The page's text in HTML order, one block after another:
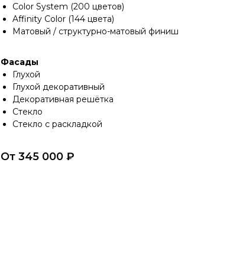
Color System (200 цветов)
Affinity Color (144 цвета)
Матовый / структурно-матовый финиш
Фасады
Глухой
Глухой декоративный
Декоративная решётка
Стекло
Стекло с раскладкой
От 345 000 ₽